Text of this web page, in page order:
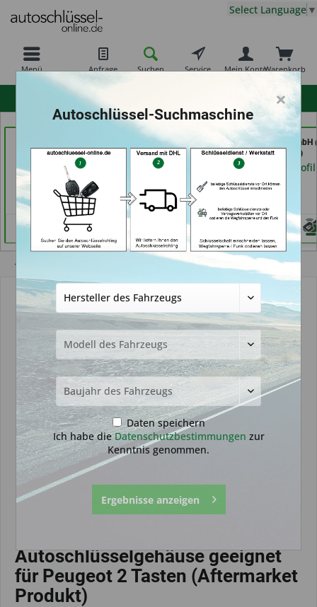
Menü Anfrage Suchen Service Warenkorb
Mein Konto
Select Language ▼
Meister Grüner (in
München)
Händlerprofil
Service Punkt (in
Bremen)
Händlerprofil
TAYFUN 2.0 GmbH
Nürnberg)
Händlerprofil
Autoschlüsselgehäuse und Zubehör
Autoschlüsselgehäuse geeignet
für Peugeot 2 Tasten (Aftermarket
Produkt)
×
Autoschlüssel-Suchmaschine
Daten speichern
Ich habe dieDatenschutzbestimmungen zur
Kenntnis genommen.
Ergebnisse anzeigen